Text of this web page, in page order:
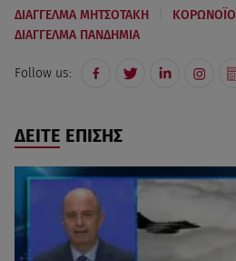
ΔΙΑΓΓΕΛΜΑ ΜΗΤΣΟΤΑΚΗ
ΔΙΑΓΓΕΛΜΑ ΠΑΝΔΗΜΙΑ
Follow us:
ΔΕΙΤΕ ΕΠΙΣΗΣ